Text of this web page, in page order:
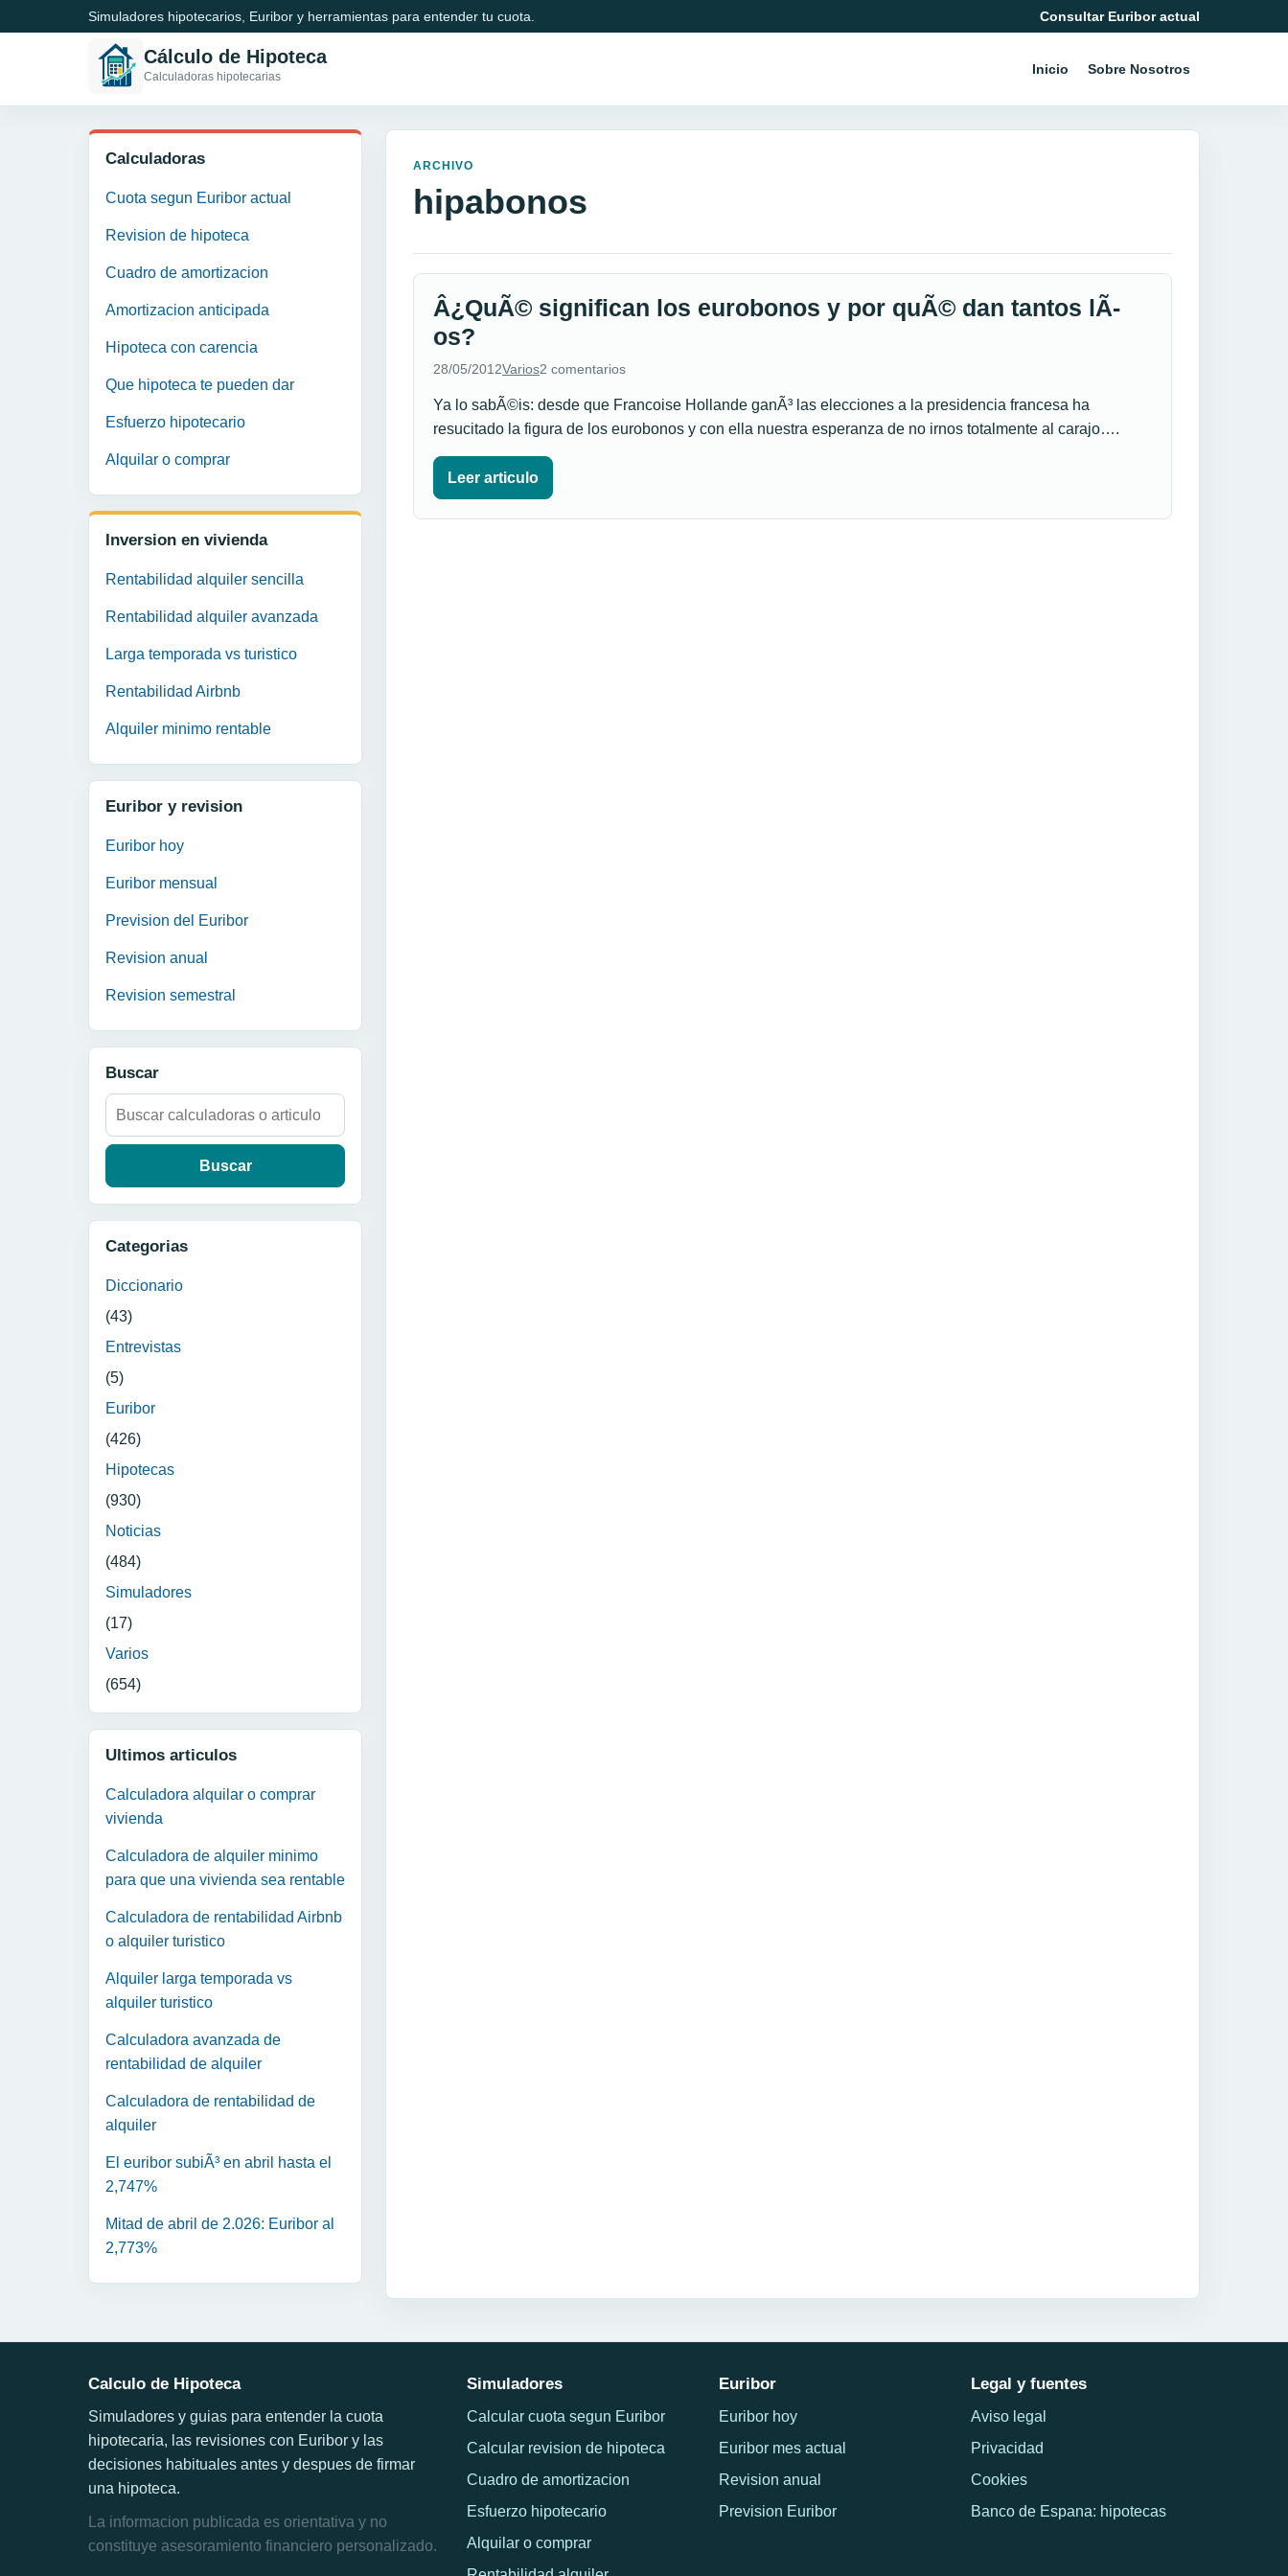
Simuladores hipotecarios, Euribor y herramientas para entender tu cuota. Consultar Euribor actual
Cálculo de Hipoteca
Calculadoras hipotecarias Inicio Sobre Nosotros
Calculadoras
Cuota segun Euribor actual
Revision de hipoteca
Cuadro de amortizacion
Amortizacion anticipada
Hipoteca con carencia
Que hipoteca te pueden dar
Esfuerzo hipotecario
Alquilar o comprar
Inversion en vivienda
Rentabilidad alquiler sencilla
Rentabilidad alquiler avanzada
Larga temporada vs turistico
Rentabilidad Airbnb
Alquiler minimo rentable
Euribor y revision
Euribor hoy
Euribor mensual
Prevision del Euribor
Revision anual
Revision semestral
Buscar
Buscar:
Categorias
Diccionario
(43)
Entrevistas
(5)
Euribor
(426)
Hipotecas
(930)
Noticias
(484)
Simuladores
(17)
Varios
(654)
Ultimos articulos
Calculadora alquilar o comprar
vivienda
Calculadora de alquiler minimo
para que una vivienda sea rentable
Calculadora de rentabilidad Airbnb
o alquiler turistico
Alquiler larga temporada vs
alquiler turistico
Calculadora avanzada de
rentabilidad de alquiler
Calculadora de rentabilidad de
alquiler
El euribor subiÃ³ en abril hasta el
2,747%
Mitad de abril de 2.026: Euribor al
2,773%
ARCHIVO
hipabonos
Â¿QuÃ© significan los eurobonos y por quÃ© dan tantos lÃ­
os?
28/05/2012Varios2 comentarios
Ya lo sabÃ©is: desde que Francoise Hollande ganÃ³ las elecciones a la presidencia francesa ha
resucitado la figura de los eurobonos y con ella nuestra esperanza de no irnos totalmente al carajo….
Leer articulo
Calculo de Hipoteca
Simuladores y guias para entender la cuota
hipotecaria, las revisiones con Euribor y las
decisiones habituales antes y despues de firmar
una hipoteca.
La informacion publicada es orientativa y no
constituye asesoramiento financiero personalizado.
Simuladores
Calcular cuota segun Euribor
Calcular revision de hipoteca
Cuadro de amortizacion
Esfuerzo hipotecario
Alquilar o comprar
Euribor
Euribor hoy
Euribor mes actual
Revision anual
Prevision Euribor
Legal y fuentes
Aviso legal
Privacidad
Cookies
Banco de Espana: hipotecas